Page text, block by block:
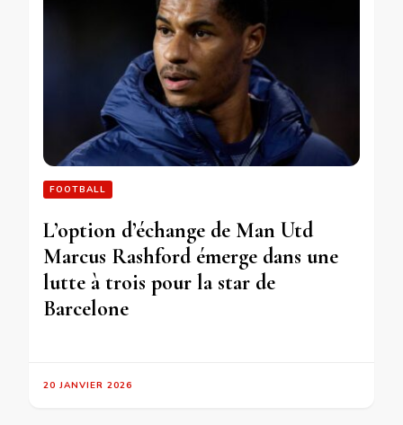
FOOTBALL
L’option d’échange de Man Utd
Marcus Rashford émerge dans une
lutte à trois pour la star de
Barcelone
20 JANVIER 2026